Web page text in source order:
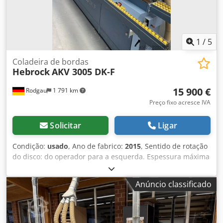
1 / 5
Rodgau 1 791 km
Coladeira de bordas
HebrockAKV 3005 DK-F
15 900 €
Preço fixo acresce IVA
Solicitar Ligar
Condição: usado, Ano de fabrico: 2015, Sentido de rotação
do disco: do operador para a esquerda. Espessura máxima
da borda: 3 mm. Espessura mínima da peça: 8 mm.
Espessura máxima da peça: 60 mm. Largura mínima da
peça: 80 mm. Comprimento mínimo da peça: 190 mm.
Velocidade de avanço: 10 m/min. Tempo de aquecimento:
5 min. Unidade de união: Sim, com 2 unidades de
fresagem. Ferramenta de união: Fresador com discos de
Anúncio classificado